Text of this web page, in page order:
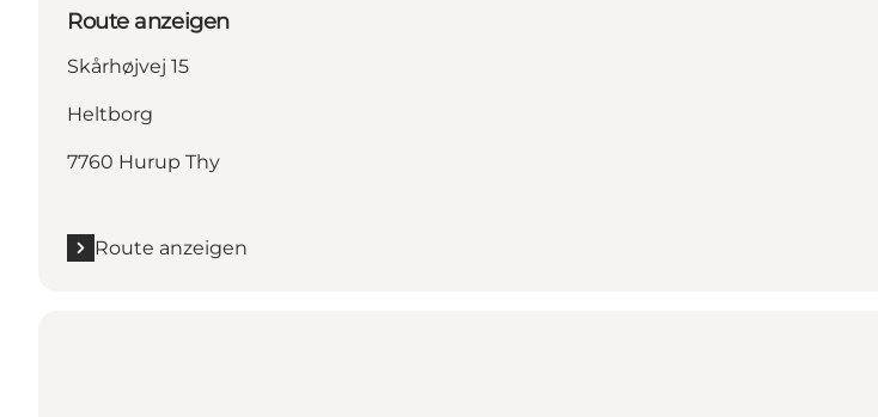
Route anzeigen
Skårhøjvej 15
Heltborg
7760 Hurup Thy
Route anzeigen